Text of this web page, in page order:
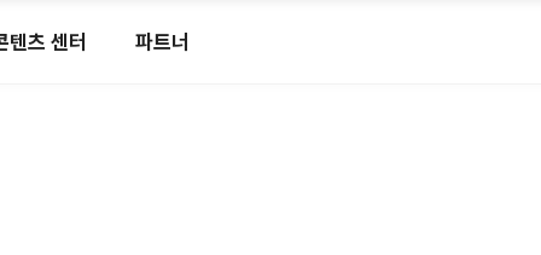
텐츠 센터 파트너